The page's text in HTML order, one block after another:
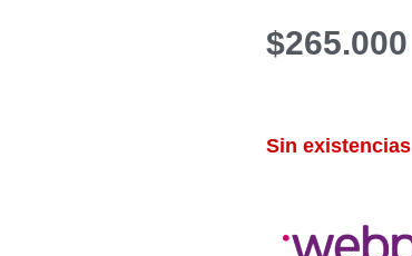
$265.000
Sin existencias